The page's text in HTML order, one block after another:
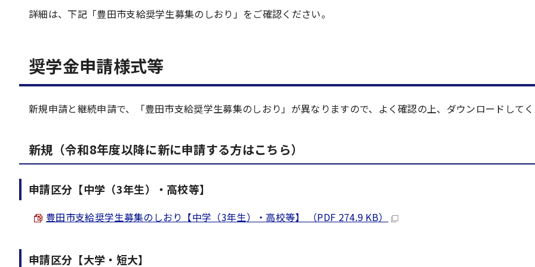
詳細は、下記「豊田市支給奨学生募集のしおり」をご確認ください。
奨学金申請様式等
新規申請と継続申請で、「豊田市支給奨学生募集のしおり」が異なりますので、よく確認の上、ダウンロードして
新規（令和8年度以降に新に申請する方はこちら）
申請区分【中学（3年生）・高校等】
豊田市支給奨学生募集のしおり【中学（3年生）・高校等】 （PDF 274.9 KB）
申請区分【大学・短大】